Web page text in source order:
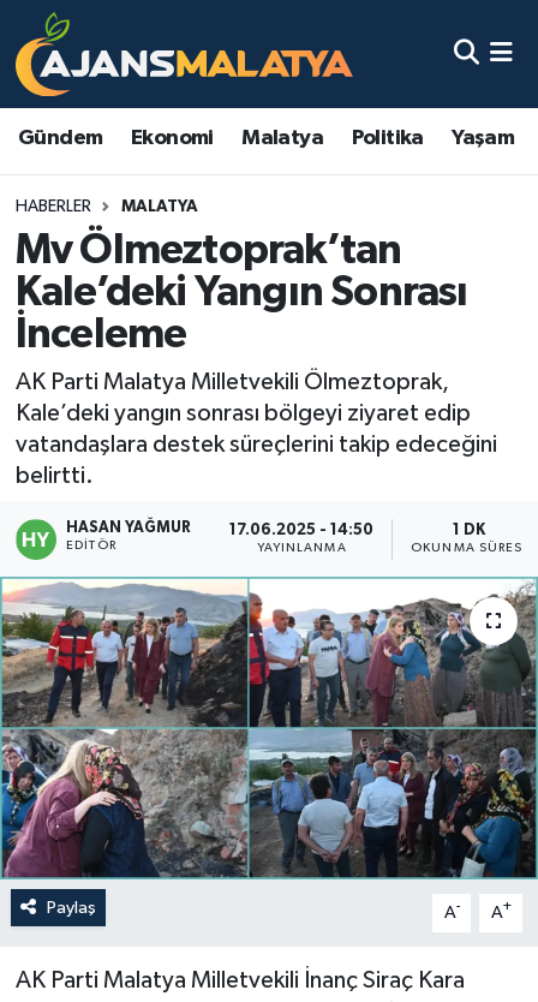
Gündem Ekonomi Malatya Politika Yaşam
HABERLER MALATYA
Mv Ölmeztoprak’tan
Kale’deki Yangın Sonrası
İnceleme
AK Parti Malatya Milletvekili Ölmeztoprak,
Kale’deki yangın sonrası bölgeyi ziyaret edip
vatandaşlara destek süreçlerini takip edeceğini
belirtti.
HASAN YAĞMUR
EDITÖR
17.06.2025 - 14:50
YAYINLANMA
1 DK
OKUNMA SÜRESI
Paylaş A- A+
AK Parti Malatya Milletvekili İnanç Siraç Kara
Asayiş
Eğitim
Ekonomi
Gündem
Kültür & Sanat
Magazin
Politika
Sağlık
Spor
Teknoloji
Yaşam
Malatya Nöbetçi Eczaneler
Malatya Namaz Vakitleri
Malatya Trafik Yoğunluk Haritası
TFF 3.Lig 2.Grup Puan Durumu ve Fikstür
Tüm Manşetler
Son Dakika Haberleri
Haber Arşivi